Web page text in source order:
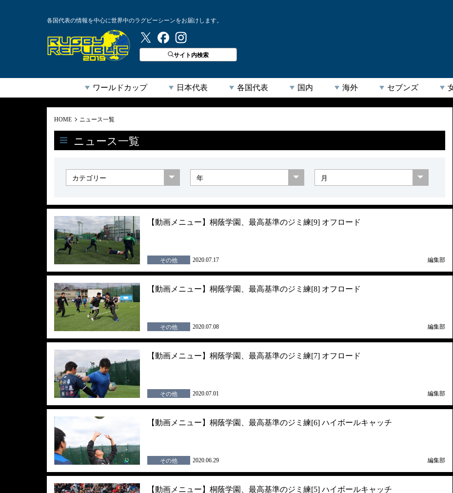
各国代表の情報を中心に世界中のラグビーシーンをお届けします。
ラグビーリパブリック
サイト内検索
ワールドカップ 日本代表 各国代表 国内 海外 セブンズ
HOME ニュース一覧
ニュース一覧
【動画メニュー】桐蔭学園、最高基準のジミ練[9] オフロード
その他 2020.07.17 編集部
【動画メニュー】桐蔭学園、最高基準のジミ練[8] オフロード
その他 2020.07.08 編集部
【動画メニュー】桐蔭学園、最高基準のジミ練[7] オフロード
その他 2020.07.01 編集部
【動画メニュー】桐蔭学園、最高基準のジミ練[6] ハイボールキャッチ
その他 2020.06.29 編集部
【動画メニュー】桐蔭学園、最高基準のジミ練[5] ハイボールキャッチ